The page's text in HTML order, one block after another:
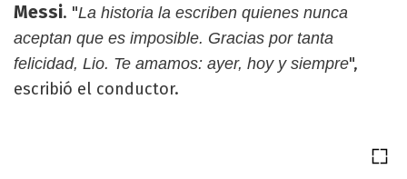
Messi. "La historia la escriben quienes nunca
aceptan que es imposible. Gracias por tanta
felicidad, Lio. Te amamos: ayer, hoy y siempre",
escribió el conductor.